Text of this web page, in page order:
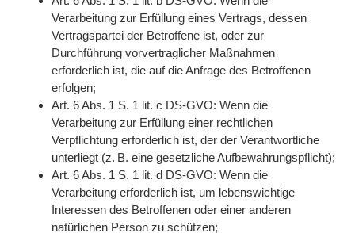
Verarbeitung zur Erfüllung eines Vertrags, dessen
Vertragspartei der Betroffene ist, oder zur
Durchführung vorvertraglicher Maßnahmen
erforderlich ist, die auf die Anfrage des Betroffenen
erfolgen;
Art. 6 Abs. 1 S. 1 lit. c DS-GVO: Wenn die
Verarbeitung zur Erfüllung einer rechtlichen
Verpflichtung erforderlich ist, der der Verantwortliche
unterliegt (z. B. eine gesetzliche Aufbewahrungspflicht);
Art. 6 Abs. 1 S. 1 lit. d DS-GVO: Wenn die
Verarbeitung erforderlich ist, um lebenswichtige
Interessen des Betroffenen oder einer anderen
natürlichen Person zu schützen;